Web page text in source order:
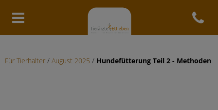
Homepage Tierärzte Ettleben
Open
Für Tierhalter / August 2025 / Hundefütterung Teil 2 - Methoden